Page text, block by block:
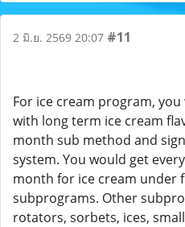
2 มิ.ย. 2569 20:07 #11
For ice cream program,
with long term ice cream
month sub method and
system. You would get
month for ice cream under
subprograms. Other
rotators, sorbets, ices,